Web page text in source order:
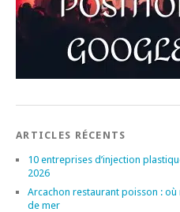
ARTICLES RÉCENTS
10 entreprises d’injection
2026
Arcachon restaurant poisson :
de mer